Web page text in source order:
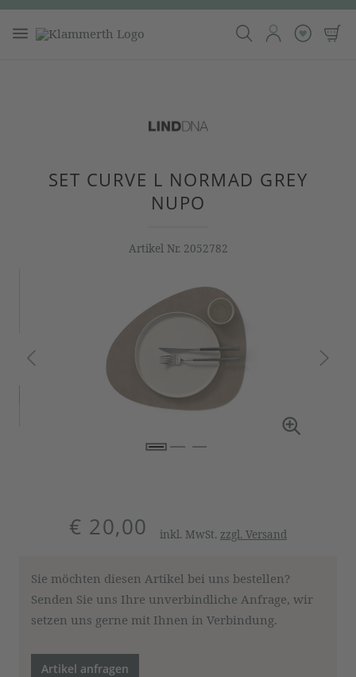
SET CURVE L NORMAD GREY
NUPO
Artikel Nr. 2052782
€ 20,00 inkl. MwSt. zzgl. Versand
Sie möchten diesen Artikel bei uns bestellen?
Senden Sie uns Ihre unverbindliche Anfrage, wir
setzen uns gerne mit Ihnen in Verbindung.
Artikel anfragen